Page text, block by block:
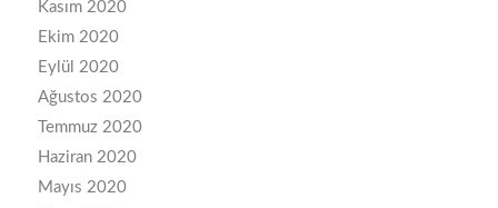
Kasım 2020
Ekim 2020
Eylül 2020
Ağustos 2020
Temmuz 2020
Haziran 2020
Mayıs 2020